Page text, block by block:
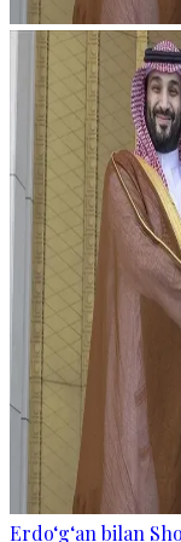
Erdo‘g‘an bilan